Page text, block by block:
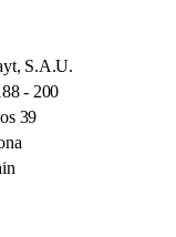
S.A.U.
- 200
39